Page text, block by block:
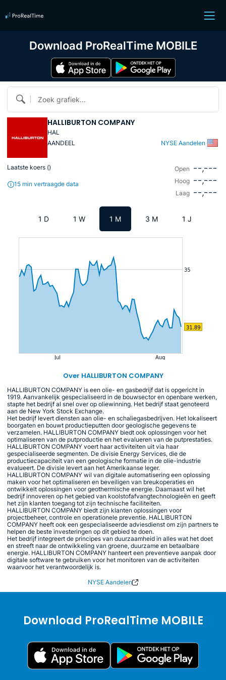
Zoek grafiek...
HALLIBURTON COMPANY
HAL
AANDEEL
NYSE Aandelen
Laatste koers ()
15 min vertraagde data
Open --,---
Hoog --,---
Laag --,---
1 D 1 W 1 M 3 M 1 J
Over HALLIBURTON COMPANY
HALLIBURTON COMPANY is een olie- en gasbedrijf dat is opgericht in
1919. Aanvankelijk gespecialiseerd in de bouwsector en openbare werken,
stapte het bedrijf al snel over op oliewinning. Het bedrijf staat genoteerd
aan de New York Stock Exchange.
Het bedrijf levert diensten aan olie- en schaliegasbedrijven. Het lokaliseert
boorgaten en bouwt productieputten door geologische gegevens te
verzamelen. HALLIBURTON COMPANY biedt ook oplossingen voor het
optimaliseren van de putproductie en het evalueren van de putprestaties.
HALLIBURTON COMPANY voert haar activiteiten uit via haar
gespecialiseerde segmenten. De divisie Energy Services, die de
productiecapaciteit van een geologische formatie in de olie-industrie
evalueert. De divisie levert aan het Amerikaanse leger.
HALLIBURTON COMPANY wil van digitale automatisering een oplossing
maken voor het optimaliseren en beveiligen van breukoperaties en
ontwikkelt oplossingen voor geothermische energie. Daarnaast wil het
bedrijf innoveren op het gebied van koolstofafvangtechnologieën en geeft
het zijn klanten toegang tot zijn technische faciliteiten.
HALLIBURTON COMPANY biedt zijn klanten oplossingen voor
projectbeheer, controle en operationele preventie. HALLIBURTON
COMPANY heeft ook een gespecialiseerde adviesdienst om zijn partners te
helpen de beste investeringen op dit gebied te doen.
Het bedrijf integreert de principes van duurzaamheid in alles wat het doet
en streeft naar de ontwikkeling van groene, duurzame en betaalbare
energie. HALLIBURTON COMPANY hanteert een preventieve aanpak door
digitale software te gebruiken voor het monitoren van de activiteiten
waarvoor het verantwoordelijk is.
NYSE Aandelen
Download ProRealTime MOBILE
Download ProRealTime MOBILE